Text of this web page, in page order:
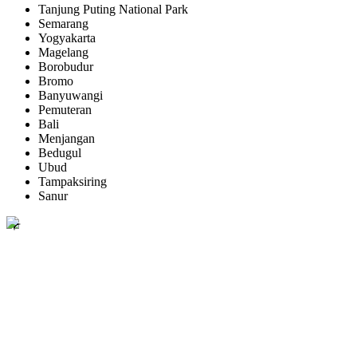
Tanjung Puting National Park
Semarang
Yogyakarta
Magelang
Borobudur
Bromo
Banyuwangi
Pemuteran
Bali
Menjangan
Bedugul
Ubud
Tampaksiring
Sanur